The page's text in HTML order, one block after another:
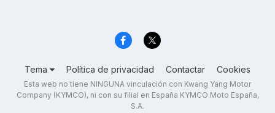
Tema Política de privacidad Contactar Cookies
Esta web no tiene NINGUNA vinculación con Kwang Yang Motor
Company (KYMCO), ni con su filial en España KYMCO Moto España,
S.A.